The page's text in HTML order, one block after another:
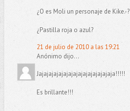
¿O es Moli un personaje de Kike.-?
¿Pastilla roja o azul?
21 de julio de 2010 a las 19:21
Anónimo dijo...
Jajajajajajajajajajajajajajajaja!!!!!
Es brillante!!!